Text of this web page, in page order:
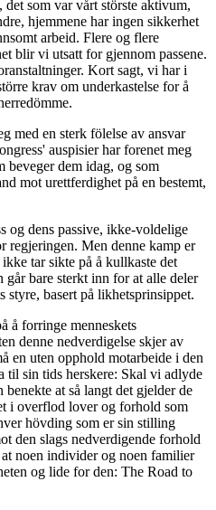
som var vårt störste aktivum,
hjemmene har ingen sikkerhet
arbeid. Flere og flere
blir vi utsatt for gjennom passene.
Kort sagt, vi har i
krav om underkastelse for å
med en sterk fölelse av ansvar
auspisier har forenet meg
beveger dem idag, og som
mot urettferdighet på en bestemt,
og dens passive, ikke-voldelige
regjeringen. Men denne kamp er
tar sikte på å kullkaste det
går bare sterkt inn for at alle deler
styre, basert på likhetsprinsippet.
å forringe menneskets
denne nedverdigelse skjer av
en uten opphold motarbeide i den
til sin tids herskere: Skal vi adlyde
at så langt det gjelder de
i overflod lover og forhold som
hövding som er sin stilling
den slags nedverdigende forhold
noen individer og noen familier
og lide for den: The Road to